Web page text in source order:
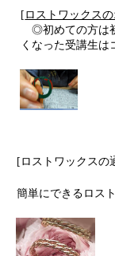
[ ロストワックス
◎初めての方は
くなった受講生は
[ロストワックスの
簡単にできるロス